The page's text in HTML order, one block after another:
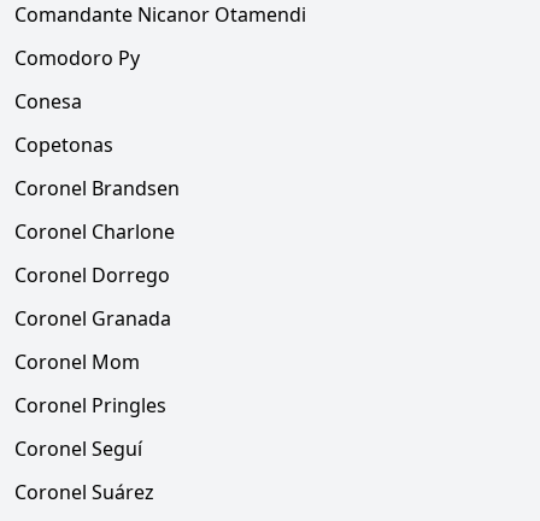
Comandante Nicanor Otamendi
Comodoro Py
Conesa
Copetonas
Coronel Brandsen
Coronel Charlone
Coronel Dorrego
Coronel Granada
Coronel Mom
Coronel Pringles
Coronel Seguí
Coronel Suárez